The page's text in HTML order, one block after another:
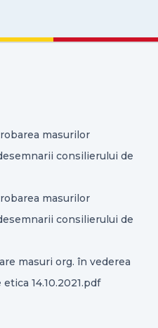
masurilor
consilierului de
masurilor
consilierului de
masuri org. în vederea
14.10.2021.pdf